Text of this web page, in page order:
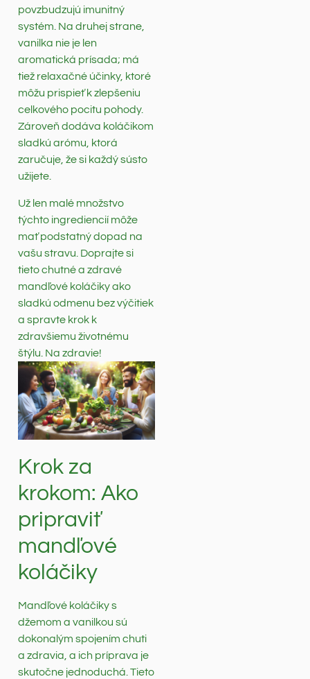
povzbudzujú imunitný
systém. Na druhej strane,
vanilka nie je len
aromatická prísada; má
tiež relaxačné účinky, ktoré
môžu prispieť k zlepšeniu
celkového pocitu pohody.
Zároveň dodáva koláčikom
sladkú arómu, ktorá
zaručuje, že si každý sústo
užijete.
Už len malé množstvo
týchto ingrediencií môže
mať podstatný dopad na
vašu stravu. Doprajte si
tieto chutné a zdravé
mandľové koláčiky ako
sladkú odmenu bez výčitiek
a spravte krok k
zdravšiemu životnému
štýlu. Na zdravie!
Krok za
krokom: Ako
pripraviť
mandľové
koláčiky
Mandľové koláčiky s
džemom a vanilkou sú
dokonalým spojením chuti
a zdravia, a ich príprava je
skutočne jednoduchá. Tieto